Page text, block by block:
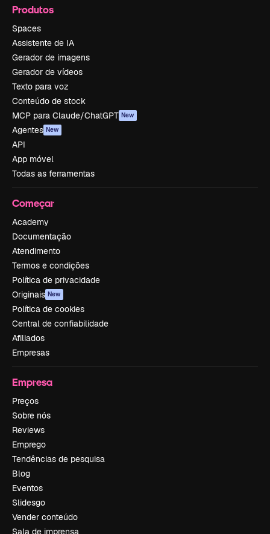
Produtos
Spaces
Assistente de IA
Gerador de imagens
Gerador de vídeos
Texto para voz
Conteúdo de stock
MCP para Claude/ChatGPT New
Agentes New
API
App móvel
Todas as ferramentas
Começar
Academy
Documentação
Atendimento
Termos e condições
Política de privacidade
Originais New
Política de cookies
Central de confiabilidade
Afiliados
Empresas
Empresa
Preços
Sobre nós
Reviews
Emprego
Tendências de pesquisa
Blog
Eventos
Slidesgo
Vender conteúdo
Sala de imprensa